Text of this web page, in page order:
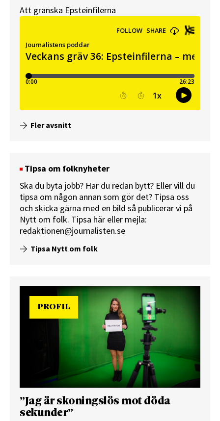
Att granska Epsteinfilerna
Fler avsnitt
Tipsa om folknyheter
Ska du byta jobb? Har du redan bytt? Eller vill du
tipsa om någon annan som gör det? Tipsa oss
och skicka gärna med en bild så publicerar vi på
Nytt om folk. Tipsa här eller mejla:
redaktionen@journalisten.se
Tipsa Nytt om folk
PROFIL
”Jag är skoningslös mot döda
sekunder”